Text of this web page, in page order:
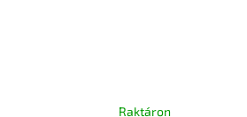
Raktáron